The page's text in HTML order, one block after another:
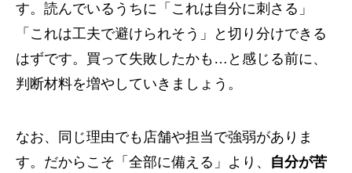
す。読んでいるうちに「これは自分に刺さる」
「これは工夫で避けられそう」と切り分けできる
はずです。買って失敗したかも…と感じる前に、
判断材料を増やしていきましょう。
なお、同じ理由でも店舗や担当で強弱がありま
す。だからこそ「全部に備える」より、 自分が苦